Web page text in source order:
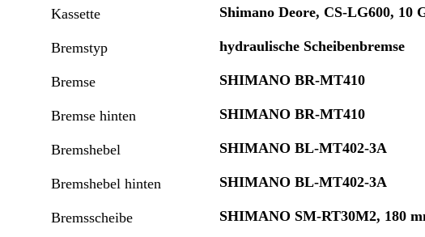
Kassette Shimano Deore, CS-LG600, 10
Bremstyp hydraulische Scheibenbremse
Bremse SHIMANO BR-MT410
Bremse hinten SHIMANO BR-MT410
Bremshebel SHIMANO BL-MT402-3A
Bremshebel hinten SHIMANO BL-MT402-3A
Bremsscheibe SHIMANO SM-RT30M2, 180